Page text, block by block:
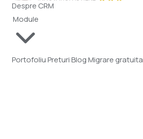
Despre CRM
Module
PortofoliuPreturiBlogMigrare gratuita